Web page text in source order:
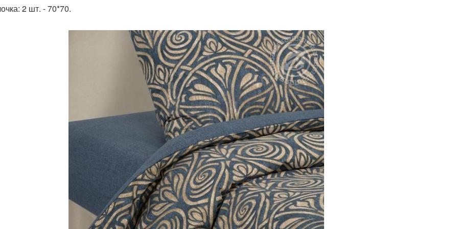
2 шт. - 70*70.